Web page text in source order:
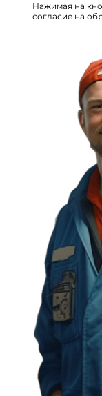
Нажимая на
согласие на